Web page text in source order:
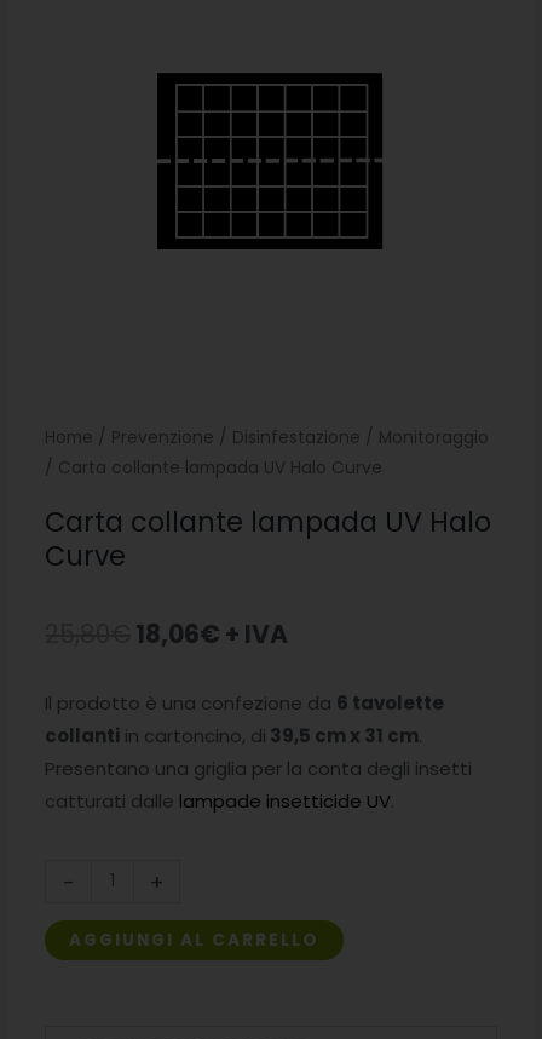
Home / Prevenzione / Disinfestazione / Monitoraggio
/ Carta collante lampada UV Halo Curve
Carta collante lampada UV Halo
Curve
Il
originale
era:
25,80€.
18,06€ Il
attuale
è:
18,06€.
+ IVA
Il prodotto è una confezione da 6 tavolette
collanti in cartoncino, di 39,5 cm x 31 cm.
Presentano una griglia per la conta degli insetti
catturati dalle lampade insetticide UV.
-
lampada
UV
+
AGGIUNGI AL CARRELLO